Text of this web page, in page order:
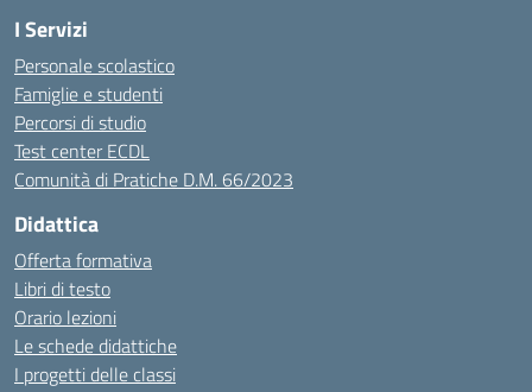
I Servizi
Personale scolastico
Famiglie e studenti
Percorsi di studio
Test center ECDL
Comunità di Pratiche D.M. 66/2023
Didattica
Offerta formativa
Libri di testo
Orario lezioni
Le schede didattiche
I progetti delle classi